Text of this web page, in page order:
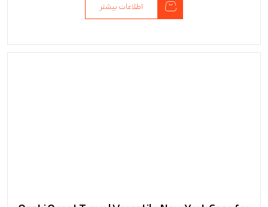
اطلاعات بیشتر